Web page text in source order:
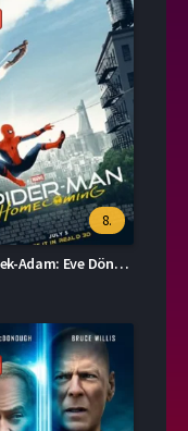
8.
Örümcek-Adam: Eve Dönüş Yok Full İzle